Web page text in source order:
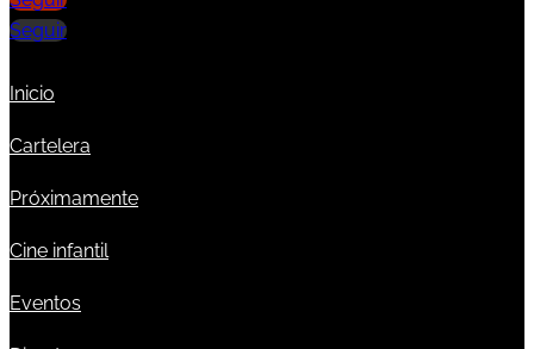
Seguir
Inicio
Cartelera
Próximamente
Cine infantil
Eventos